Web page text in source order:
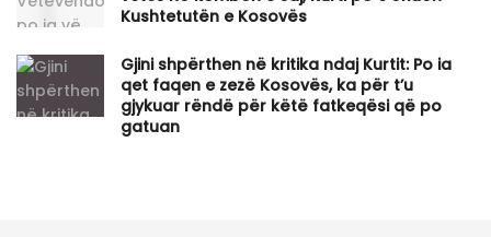
Kushtetutën e Kosovës
Gjini shpërthen në kritika ndaj Kurtit: Po ia
qet faqen e zezë Kosovës, ka për t’u
gjykuar rëndë për këtë fatkeqësi që po
gatuan